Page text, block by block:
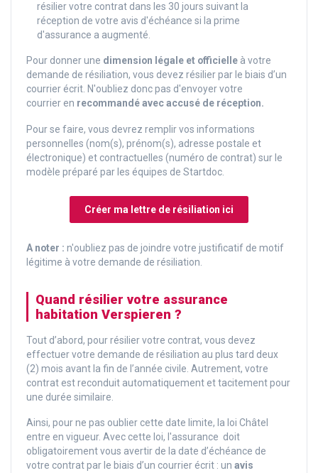
résilier votre contrat dans les 30 jours suivant la
réception de votre avis d'échéance si la prime
d'assurance a augmenté.
Pour donner une dimension légale et officielle à votre
demande de résiliation, vous devez résilier par le biais d’un
courrier écrit. N'oubliez donc pas d'envoyer votre
courrier en recommandé avec accusé de réception.
Pour se faire, vous devrez remplir vos informations
personnelles (nom(s), prénom(s), adresse postale et
électronique) et contractuelles (numéro de contrat) sur le
modèle préparé par les équipes de Startdoc.
Créer ma lettre de résiliation ici
A noter :n'oubliez pas de joindre votre justificatif de motif
légitime à votre demande de résiliation.
Quand résilier votre assurance
habitation Verspieren ?
Tout d’abord, pour résilier votre contrat, vous devez
effectuer votre demande de résiliation au plus tard deux
(2) mois avant la fin de l’année civile. Autrement, votre
contrat est reconduit automatiquement et tacitement pour
une durée similaire.
Ainsi, pour ne pas oublier cette date limite, la loi Châtel
entre en vigueur. Avec cette loi, l'assurance doit
obligatoirement vous avertir de la date d’échéance de
votre contrat par le biais d’un courrier écrit : un avis